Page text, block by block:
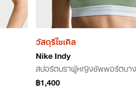
วัสดุรีไซเคิล
Nike Indy
สปอร์ตบราผู้หญิงซัพพอร์ตบาง
฿1,400